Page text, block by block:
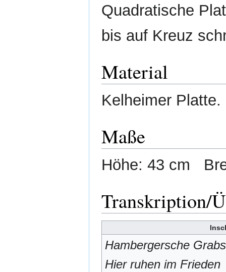
Quadratische
bis auf Kreuz
Material
Kelheimer Platte.
Maße
Höhe: 43 cm
Transkription/
Hambergersche
Hier ruhen im Frieden